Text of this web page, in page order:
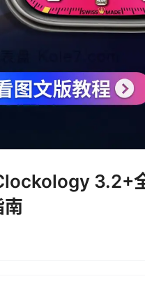
3.2+
南